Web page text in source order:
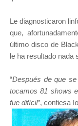
Le diagnosticaron
que,
último disco de
le ha resultado nada
“Después de que
tocamos 81 shows
fue difícil”, confiesa